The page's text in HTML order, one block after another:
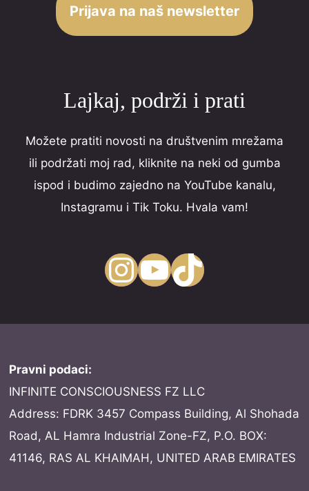
Prijava na naš newsletter
Lajkaj, podrži i prati
Možete pratiti novosti na društvenim mrežama
ili podržati moj rad, kliknite na neki od gumba
ispod i budimo zajedno na YouTube kanalu,
Instagramu i Tik Toku. Hvala vam!
InstagramYouTube TikTok
Pravni podaci:
INFINITE CONSCIOUSNESS FZ LLC
Address: FDRK 3457 Compass Building, Al Shohada
Road, AL Hamra Industrial Zone-FZ, P.O. BOX:
41146, RAS AL KHAIMAH, UNITED ARAB EMIRATES